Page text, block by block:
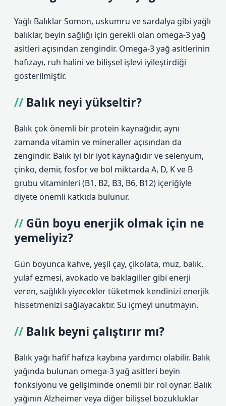
Yağlı Balıklar Somon, uskumru ve sardalya gibi yağlı
balıklar, beyin sağlığı için gerekli olan omega-3 yağ
asitleri açısından zengindir. Omega-3 yağ asitlerinin
hafızayı, ruh halini ve bilişsel işlevi iyileştirdiği
gösterilmiştir.
Balık neyi yükseltir?
Balık çok önemli bir protein kaynağıdır, aynı
zamanda vitamin ve mineraller açısından da
zengindir. Balık iyi bir iyot kaynağıdır ve selenyum,
çinko, demir, fosfor ve bol miktarda A, D, K ve B
grubu vitaminleri (B1, B2, B3, B6, B12) içeriğiyle
diyete önemli katkıda bulunur.
Gün boyu enerjik olmak için ne
yemeliyiz?
Gün boyunca kahve, yeşil çay, çikolata, muz, balık,
yulaf ezmesi, avokado ve baklagiller gibi enerji
veren, sağlıklı yiyecekler tüketmek kendinizi enerjik
hissetmenizi sağlayacaktır. Su içmeyi unutmayın.
Balık beyni çalıştırır mı?
Balık yağı hafif hafıza kaybına yardımcı olabilir. Balık
yağında bulunan omega-3 yağ asitleri beyin
fonksiyonu ve gelişiminde önemli bir rol oynar. Balık
yağının Alzheimer veya diğer bilişsel bozukluklar